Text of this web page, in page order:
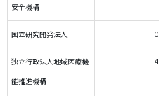
安全機構
国立研究開発法人 0
独立行政法人地域医療機
能推進機構
4